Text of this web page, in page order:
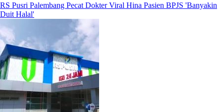
RS Pusri Palembang Pecat Dokter Viral Hina Pasien BPJS 'Banyakin
Duit Halal'